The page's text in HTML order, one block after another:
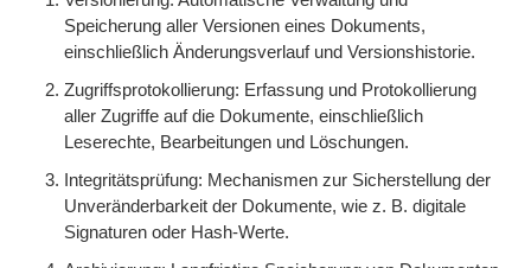
Speicherung aller Versionen eines Dokuments,
einschließlich Änderungsverlauf und Versionshistorie.
Zugriffsprotokollierung: Erfassung und Protokollierung
aller Zugriffe auf die Dokumente, einschließlich
Leserechte, Bearbeitungen und Löschungen.
Integritätsprüfung: Mechanismen zur Sicherstellung der
Unveränderbarkeit der Dokumente, wie z. B. digitale
Signaturen oder Hash-Werte.